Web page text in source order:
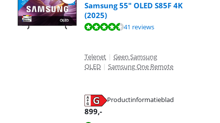
Samsung 55" OLED S85F 4K
(2025)
Beoordeling is 9,4 van de 10, gebaseerd op 41 reviews.
41 reviews
Telenet | Geen Samsung
QLED | Samsung One Remote
Productinformatieblad
899,-